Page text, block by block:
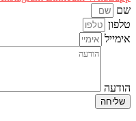
שם
טלפון
אימייל
הודעה
שליחה